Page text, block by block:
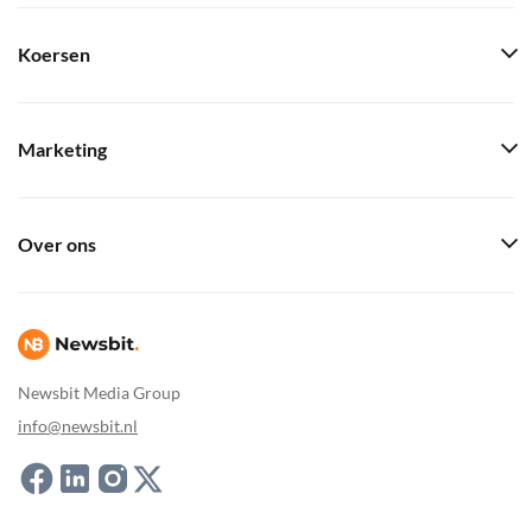
Newsbit Media Group
info@newsbit.nl
Koersen
Marketing
Over ons